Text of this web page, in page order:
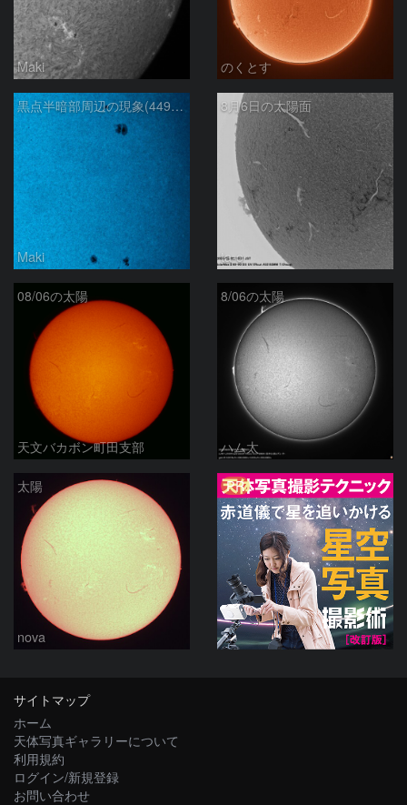
Maki のくとす
黒点半暗部周辺の現象(4498、4502付近)8/6
Maki
8月6日の太陽面
ta-o
08/06の太陽
天文バカボン町田支部
8/06の太陽
ハム太
太陽
nova
PR
サイトマップ
ホーム
天体写真ギャラリーについて
利用規約
ログイン/新規登録
お問い合わせ